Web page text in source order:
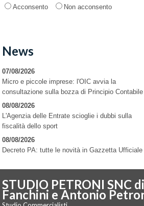
Acconsento
Non acconsento
News
07/08/2026
Micro e piccole imprese: l'OIC avvia la
consultazione sulla bozza di Principio Contabile
08/08/2026
L'Agenzia delle Entrate scioglie i dubbi sulla
fiscalità dello sport
08/08/2026
Decreto PA: tutte le novità in Gazzetta Ufficiale
STUDIO PETRONI SNC
Fanchini e Antonio